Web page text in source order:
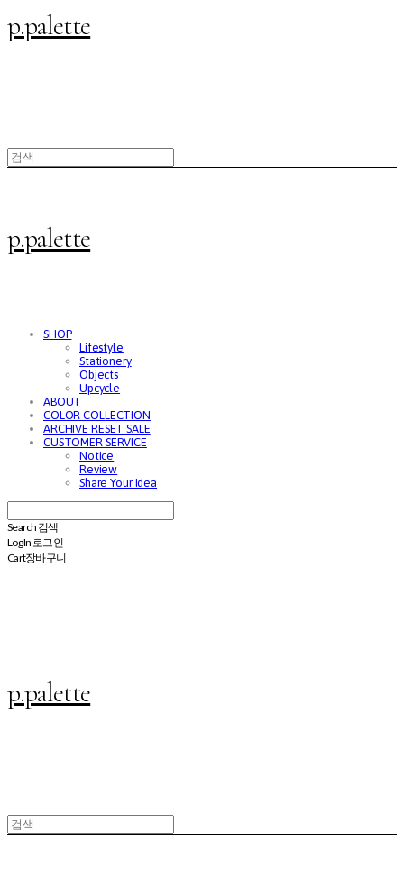
p.palette
p.palette
SHOP
Lifestyle
Stationery
Objects
Upcycle
ABOUT
COLOR COLLECTION
ARCHIVE RESET SALE
CUSTOMER SERVICE
Notice
Review
Share Your Idea
Search 검색
Log In 로그인
Cart장바구니
p.palette